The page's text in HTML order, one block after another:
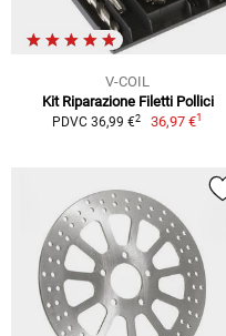
V-COIL
Kit Riparazione Filetti Pollici
PDVC 36,99 €2 36,97 €1